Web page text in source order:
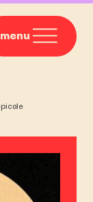
menu